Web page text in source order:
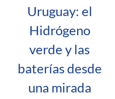
Uruguay: el
Hidrógeno
verde y las
baterías desde
una mirada